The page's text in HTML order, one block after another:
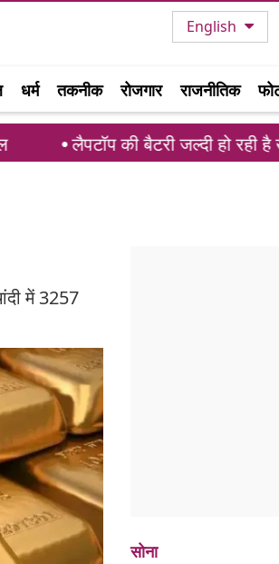
English
धर्म तकनीक रोजगार राजनीतिक
की बैटरी जल्दी हो रही है खत्म? 1
में 3257
सोना